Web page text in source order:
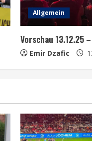
Allgemein
Vorschau 13.12.25
Emir Dzafic